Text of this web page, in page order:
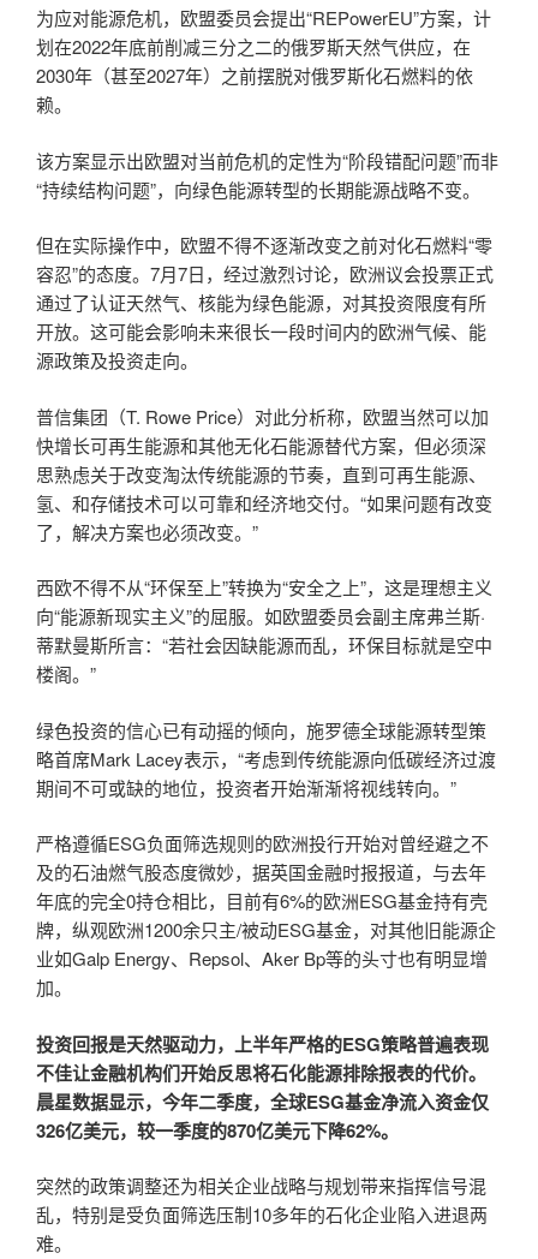
为应对能源危机，欧盟委员会提出“REPowerEU”方案，计
划在2022年底前削减三分之二的俄罗斯天然气供应，在
2030年（甚至2027年）之前摆脱对俄罗斯化石燃料的依
赖。
该方案显示出欧盟对当前危机的定性为“阶段错配问题”而非
“持续结构问题”，向绿色能源转型的长期能源战略不变。
但在实际操作中，欧盟不得不逐渐改变之前对化石燃料“零
容忍”的态度。7月7日，经过激烈讨论，欧洲议会投票正式
通过了认证天然气、核能为绿色能源，对其投资限度有所
开放。这可能会影响未来很长一段时间内的欧洲气候、能
源政策及投资走向。
普信集团（T. Rowe Price）对此分析称，欧盟当然可以加
快增长可再生能源和其他无化石能源替代方案，但必须深
思熟虑关于改变淘汰传统能源的节奏，直到可再生能源、
氢、和存储技术可以可靠和经济地交付。“如果问题有改变
了，解决方案也必须改变。”
西欧不得不从“环保至上”转换为“安全之上”，这是理想主义
向“能源新现实主义”的屈服。如欧盟委员会副主席弗兰斯·
蒂默曼斯所言：“若社会因缺能源而乱，环保目标就是空中
楼阁。”
绿色投资的信心已有动摇的倾向，施罗德全球能源转型策
略首席Mark Lacey表示，“考虑到传统能源向低碳经济过渡
期间不可或缺的地位，投资者开始渐渐将视线转向。”
严格遵循ESG负面筛选规则的欧洲投行开始对曾经避之不
及的石油燃气股态度微妙，据英国金融时报报道，与去年
年底的完全0持仓相比，目前有6%的欧洲ESG基金持有壳
牌，纵观欧洲1200余只主/被动ESG基金，对其他旧能源企
业如Galp Energy、Repsol、Aker Bp等的头寸也有明显增
加。
投资回报是天然驱动力，上半年严格的ESG策略普遍表现
不佳让金融机构们开始反思将石化能源排除报表的代价。
晨星数据显示，今年二季度，全球ESG基金净流入资金仅
326亿美元，较一季度的870亿美元下降62%。
突然的政策调整还为相关企业战略与规划带来指挥信号混
乱，特别是受负面筛选压制10多年的石化企业陷入进退两
难。